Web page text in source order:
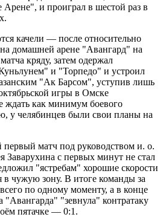
и проиграл в шестой раз в
качели — после относительно
на домашней арене "Авангард" на
кряду, затем одержал
и "Торпедо" и устроил
"Ак Барсом", уступив лишь
игры в Омске
ждать как минимум боевого
у челябинцев были свои планы на
матч под руководством и. о.
Заварухина с первых минут не стал
"ястребам" хорошие скорости
в чужую зону. В итоге команды за
по одному моменту, а в конце
"Авангарда" "зевнула" контратаку
пятачке — 0:1.